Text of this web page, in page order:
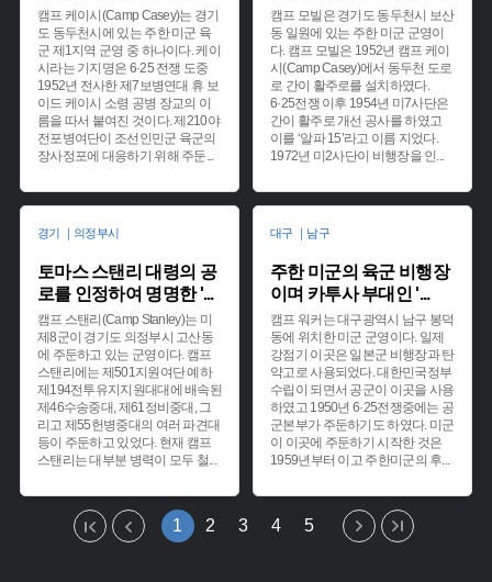
캠프 케이시(Camp Casey)는 경기
도 동두천시에 있는 주한 미군 육
군 제1지역 군영 중 하나이다. 케이
시라는 기지명은 6·25 전쟁 도중
1952년 전사한 제7보병연대 휴 보
이드 케이시 소령 공병 장교의 이
름을 따서 붙여진 것이다. 제210야
전포병여단이 조선인민군 육군의
장사정포에 대응하기 위해 주둔...
캠프 모빌은 경기도 동두천시 보산
동 일원에 있는 주한 미군 군영이
다. 캠프 모빌은 1952년 캠프 케이
시(Camp Casey)에서 동두천 도로
로 간이 활주로를 설치하였다.
6·25전쟁 이후 1954년 미7사단은
간이 활주로 개선 공사를 하였고
이를 ‘알파 15’라고 이름 지었다.
1972년 미2사단이 비행장을 인...
경기 ｜의정부시
토마스 스탠리 대령의 공
로를 인정하여 명명한 '...
캠프 스탠리(Camp Stanley)는 미
제8군이 경기도 의정부시 고산동
에 주둔하고 있는 군영이다. 캠프
스탠리에는 제501지원여단 예하
제194전투유지지원대대에 배속된
제46수송중대, 제61정비중대, 그
리고 제55헌병중대의 여러 파견대
등이 주둔하고 있었다. 현재 캠프
스탠리는 대부분 병력이 모두 철...
대구 ｜남구
주한 미군의 육군 비행장
이며 카투사 부대인 '...
캠프 워커는 대구광역시 남구 봉덕
동에 위치한 미군 군영이다. 일제
강점기 이곳은 일본군 비행장과 탄
약고로 사용되었다. 대한민국정부
수립이 되면서 공군이 이곳을 사용
하였고 1950년 6·25전쟁중에는 공
군본부가 주둔하기도 하였다. 미군
이 이곳에 주둔하기 시작한 것은
1959년부터 이고 주한미군의 후...
1 2 3 4 5